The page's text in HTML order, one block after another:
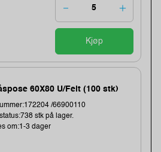
Kjøp
60X80 U/Felt (100 stk)
/66900110
stk på lager.
om:1-3 dager